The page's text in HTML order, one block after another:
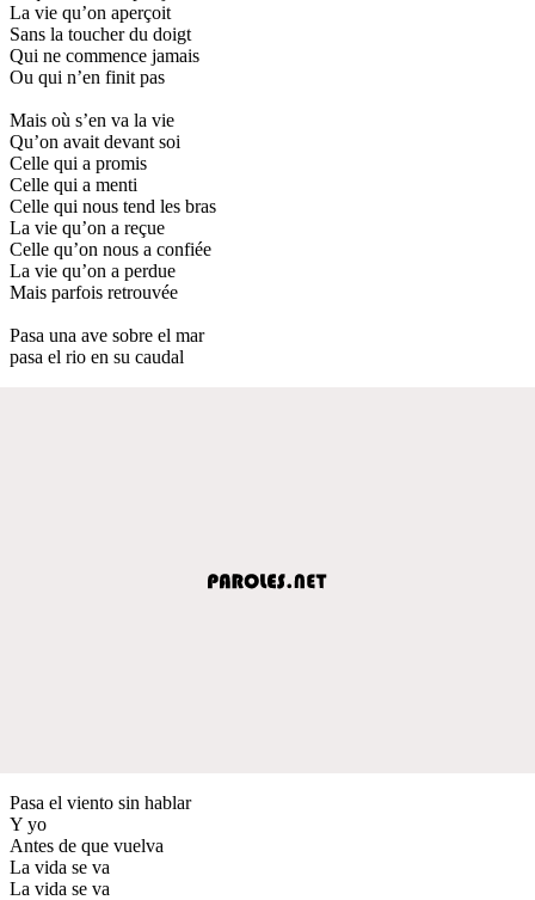
La vie qu’on aperçoit
Sans la toucher du doigt
Qui ne commence jamais
Ou qui n’en finit pas
Mais où s’en va la vie
Qu’on avait devant soi
Celle qui a promis
Celle qui a menti
Celle qui nous tend les bras
La vie qu’on a reçue
Celle qu’on nous a confiée
La vie qu’on a perdue
Mais parfois retrouvée
Pasa una ave sobre el mar
pasa el rio en su caudal
Pasa el viento sin hablar
Y yo
Antes de que vuelva
La vida se va
La vida se va